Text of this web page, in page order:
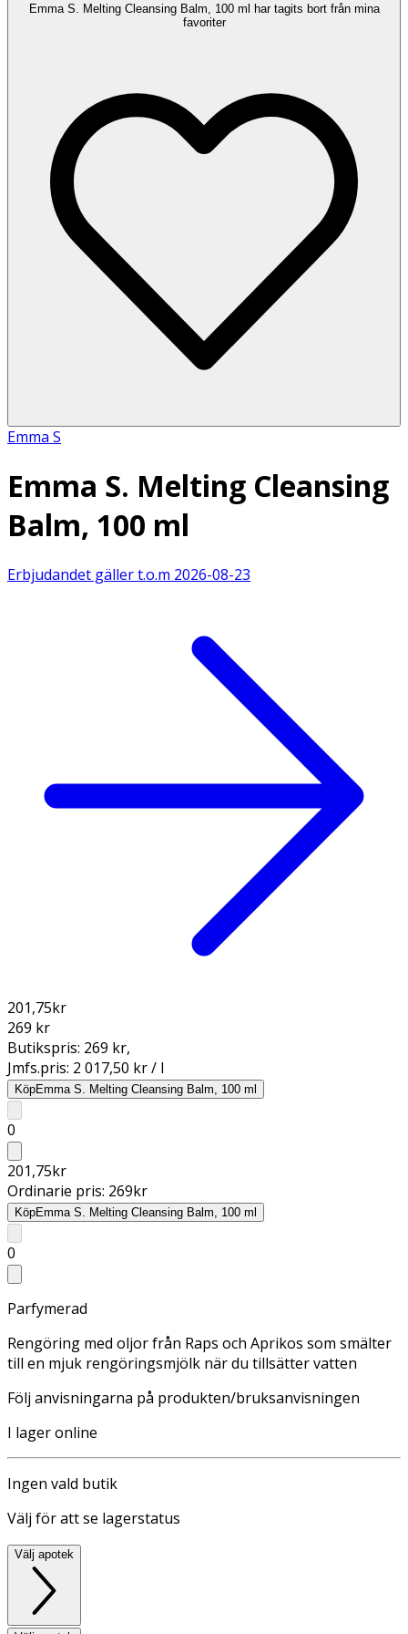
Emma S. Melting Cleansing Balm, 100 ml har tagits bort från mina
favoriter
Emma S
Emma S. Melting Cleansing
Balm, 100 ml
Erbjudandet gäller t.o.m 2026-08-23
201,75kr
269 kr
Butikspris: 269 kr,
Jmfs.pris: 2 017,50 kr / l
KöpEmma S. Melting Cleansing Balm, 100 ml
0
201,75kr
Ordinarie pris: 269kr
KöpEmma S. Melting Cleansing Balm, 100 ml
0
Parfymerad
Rengöring med oljor från Raps och Aprikos som smälter
till en mjuk rengöringsmjölk när du tillsätter vatten
Följ anvisningarna på produkten/bruksanvisningen
I lager online
Ingen vald butik
Välj för att se lagerstatus
Välj apotek